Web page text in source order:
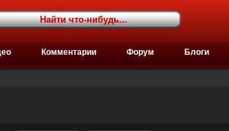
Комментарии Форум Блоги